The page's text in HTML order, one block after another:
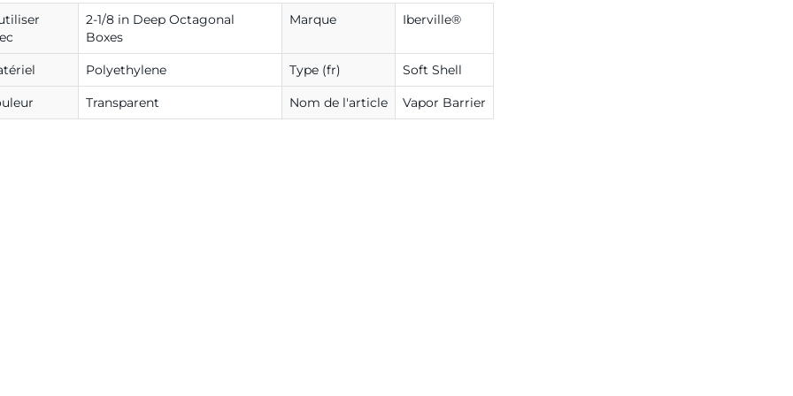
2-1/8 in Deep Octagonal
Boxes
Marque Iberville®
Polyethylene Type (fr) Soft Shell
Transparent Nom de l'article Vapor Barrier